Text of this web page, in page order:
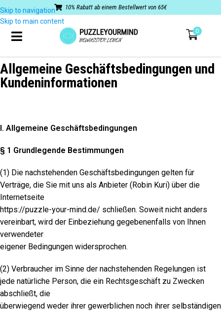
Skip to navigation
Skip to main content
10% Rabatt ab einem Bestellwert von 65€
0
Allgemeine Geschäftsbedingungen und
Kundeninformationen
I. Allgemeine Geschäftsbedingungen
§ 1 Grundlegende Bestimmungen
(1) Die nachstehenden Geschäftsbedingungen gelten für
Verträge, die Sie mit uns als Anbieter (Robin Kuri) über die
Internetseite
https://puzzle-your-mind.de/ schließen. Soweit nicht anders
vereinbart, wird der Einbeziehung gegebenenfalls von Ihnen
verwendeter
eigener Bedingungen widersprochen.
(2) Verbraucher im Sinne der nachstehenden Regelungen ist
jede natürliche Person, die ein Rechtsgeschäft zu Zwecken
abschließt, die
überwiegend weder ihrer gewerblichen noch ihrer selbständigen